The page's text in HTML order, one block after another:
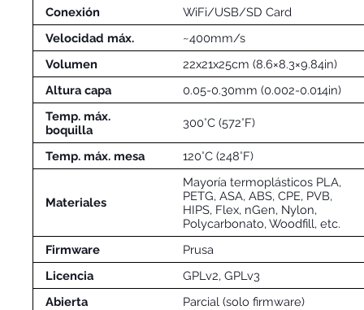
Conexión
WiFi/USB/SD Card
Velocidad máx.
~400mm/s
Volumen
22x21x25cm (8.6×8.3×9.84in)
Altura capa
0.05-0.30mm (0.002-0.014in)
Temp. máx.
boquilla
300°C (572°F)
Temp. máx. mesa 120°C (248°F)
Materiales
Mayoría termoplásticos PLA,
PETG, ASA, ABS, CPE, PVB,
HIPS, Flex, nGen, Nylon,
Polycarbonato, Woodfill, etc.
Firmware
Prusa
Licencia
GPLv2, GPLv3
Abierta
Parcial (solo firmware)